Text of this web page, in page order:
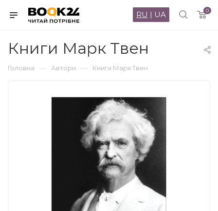
0
RU | UA
Книги Марк Твен
Головна — Автори — Книги Марк Твен